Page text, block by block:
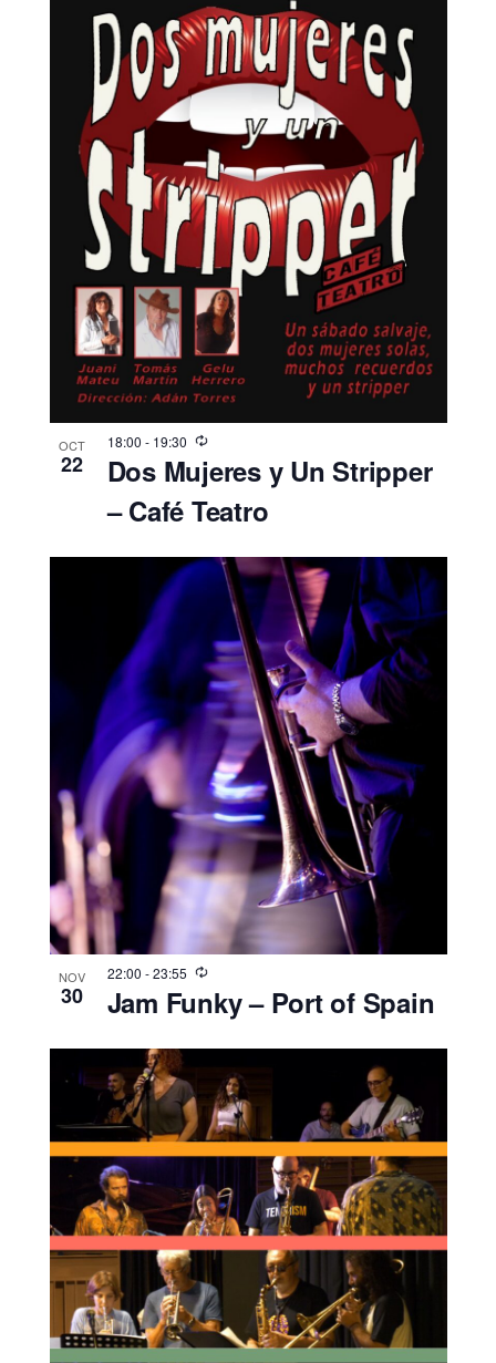
OCT
22
18:00 - 19:30
Dos Mujeres y Un Stripper
– Café Teatro
NOV
30
22:00 -23:55
Jam Funky – Port of Spain